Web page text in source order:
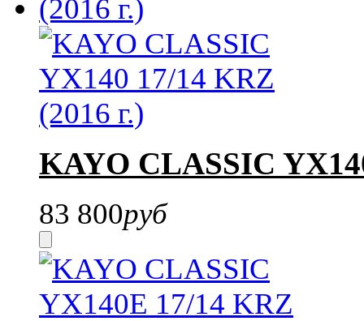
KAYO CLASSIC
83 800руб